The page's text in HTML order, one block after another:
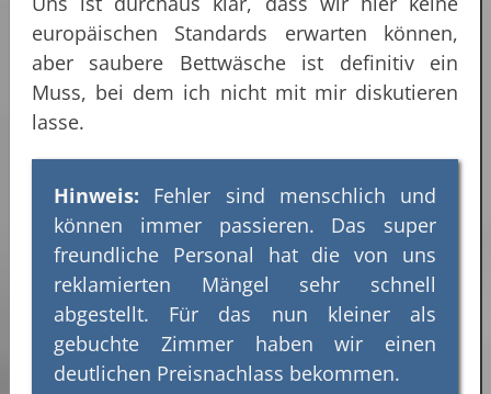
europäischen Standards erwarten können,
aber saubere Bettwäsche ist definitiv ein
Muss, bei dem ich nicht mit mir diskutieren
lasse.
Hinweis: Fehler sind menschlich und
können immer passieren. Das super
freundliche Personal hat die von uns
reklamierten Mängel sehr schnell
abgestellt. Für das nun kleiner als
gebuchte Zimmer haben wir einen
deutlichen Preisnachlass bekommen.